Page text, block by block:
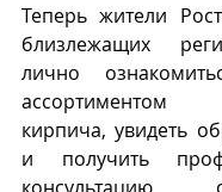
Теперь жители
близлежащих
лично
ассортиментом
кирпича, увидеть
и получить